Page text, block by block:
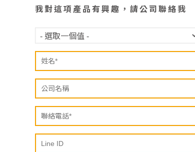
我對這項產品有興趣，請公司聯絡我